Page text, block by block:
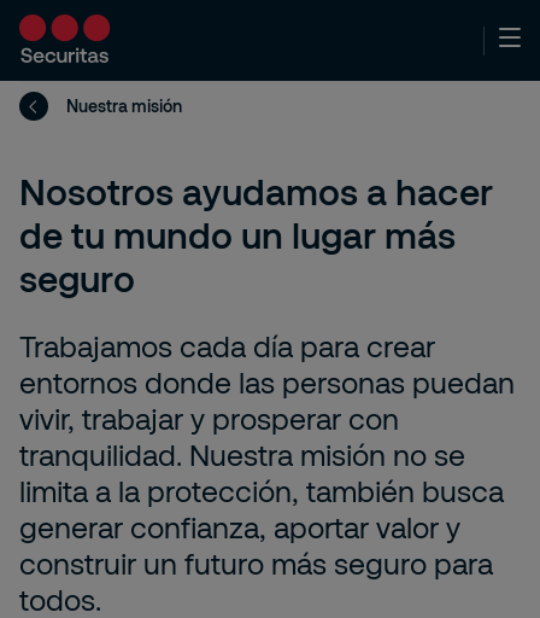
Nuestra misión
Nosotros ayudamos a hacer
de tu mundo un lugar más
seguro
Trabajamos cada día para crear
entornos donde las personas puedan
vivir, trabajar y prosperar con
tranquilidad. Nuestra misión no se
limita a la protección, también busca
generar confianza, aportar valor y
construir un futuro más seguro para
todos.